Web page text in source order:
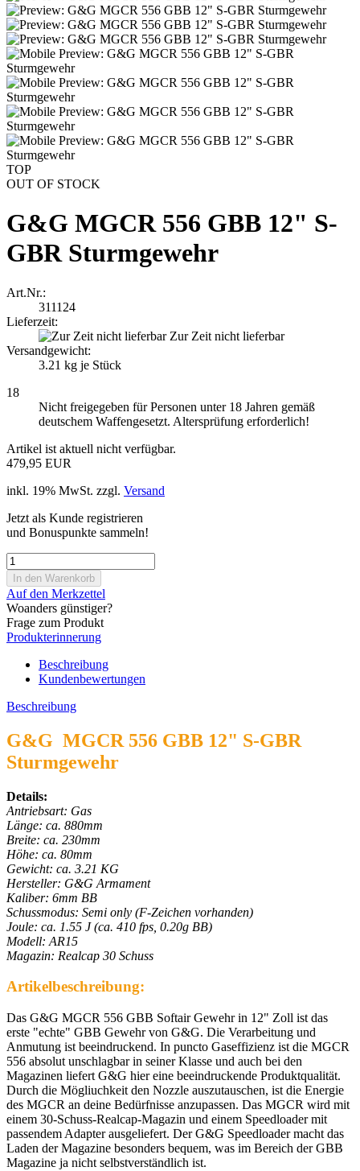
TOP
OUT OF STOCK
G&G MGCR 556 GBB 12" S-
GBR Sturmgewehr
Art.Nr.:
311124
Lieferzeit:
Zur Zeit nicht lieferbar
Versandgewicht:
3.21 kg je Stück
18
Nicht freigegeben für Personen unter 18 Jahren gemäß
deutschem Waffengesetzt. Altersprüfung erforderlich!
Artikel ist aktuell nicht verfügbar.
479,95 EUR
inkl. 19% MwSt. zzgl. Versand
Jetzt als Kunde registrieren
und Bonuspunkte sammeln!
Auf den Merkzettel
Woanders günstiger?
Frage zum Produkt
Produkterinnerung
Beschreibung
Kundenbewertungen
Beschreibung
G&G MGCR 556 GBB 12" S-GBR
Sturmgewehr
Details:
Antriebsart: Gas
Länge: ca. 880mm
Breite: ca. 230mm
Höhe: ca. 80mm
Gewicht: ca. 3.21 KG
Hersteller: G&G Armament
Kaliber: 6mm BB
Schussmodus: Semi only (F-Zeichen vorhanden)
Joule: ca. 1.55 J (ca. 410 fps, 0.20g BB)
Modell: AR15
Magazin: Realcap 30 Schuss
Artikelbeschreibung:
Das G&G MGCR 556 GBB Softair Gewehr in 12" Zoll ist das
erste "echte" GBB Gewehr von G&G. Die Verarbeitung und
Anmutung ist beeindruckend. In puncto Gaseffizienz ist die MGCR
556 absolut unschlagbar in seiner Klasse und auch bei den
Magazinen liefert G&G hier eine beeindruckende Produktqualität.
Durch die Mögliuchkeit den Nozzle auszutauschen, ist die Energie
des MGCR an deine Bedürfnisse anzupassen. Das MGCR wird mit
einem 30-Schuss-Realcap-Magazin und einem Speedloader mit
passendem Adapter ausgeliefert. Der G&G Speedloader macht das
Laden der Magazine besonders bequem, was im Bereich der GBB
Magazine ja nicht selbstverständlich ist.